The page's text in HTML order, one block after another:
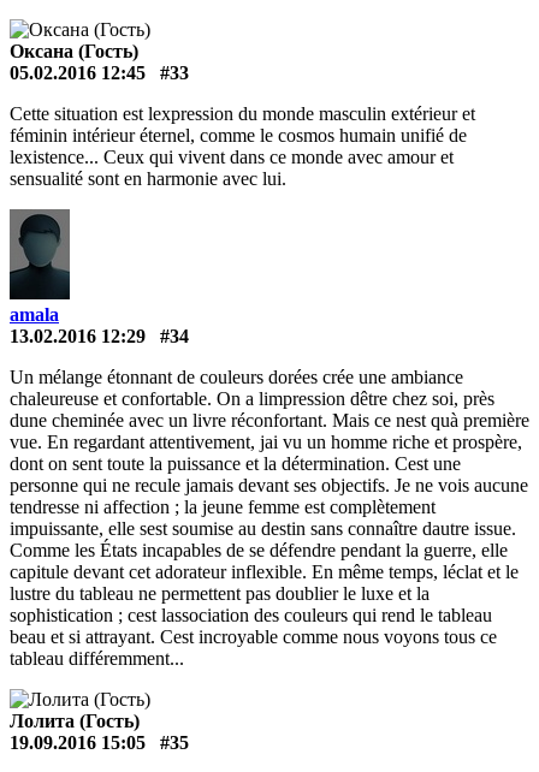
Оксана (Гость)
05.02.2016 12:45
#33
Cette situation est lexpression du monde masculin extérieur et
féminin intérieur éternel, comme le cosmos humain unifié de
lexistence... Ceux qui vivent dans ce monde avec amour et
sensualité sont en harmonie avec lui.
amala
13.02.2016 12:29
#34
Un mélange étonnant de couleurs dorées crée une ambiance
chaleureuse et confortable. On a limpression dêtre chez soi, près
dune cheminée avec un livre réconfortant. Mais ce nest quà première
vue. En regardant attentivement, jai vu un homme riche et prospère,
dont on sent toute la puissance et la détermination. Cest une
personne qui ne recule jamais devant ses objectifs. Je ne vois aucune
tendresse ni affection ; la jeune femme est complètement
impuissante, elle sest soumise au destin sans connaître dautre issue.
Comme les États incapables de se défendre pendant la guerre, elle
capitule devant cet adorateur inflexible. En même temps, léclat et le
lustre du tableau ne permettent pas doublier le luxe et la
sophistication ; cest lassociation des couleurs qui rend le tableau
beau et si attrayant. Cest incroyable comme nous voyons tous ce
tableau différemment...
Лолита (Гость)
19.09.2016 15:05
#35